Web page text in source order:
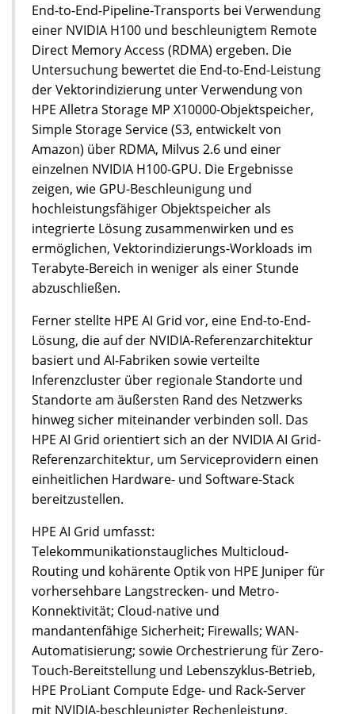
End-to-End-Pipeline-Transports bei Verwendung
einer NVIDIA H100 und beschleunigtem Remote
Direct Memory Access (RDMA) ergeben. Die
Untersuchung bewertet die End-to-End-Leistung
der Vektorindizierung unter Verwendung von
HPE Alletra Storage MP X10000-Objektspeicher,
Simple Storage Service (S3, entwickelt von
Amazon) über RDMA, Milvus 2.6 und einer
einzelnen NVIDIA H100-GPU. Die Ergebnisse
zeigen, wie GPU-Beschleunigung und
hochleistungsfähiger Objektspeicher als
integrierte Lösung zusammenwirken und es
ermöglichen, Vektorindizierungs-Workloads im
Terabyte-Bereich in weniger als einer Stunde
abzuschließen.
Ferner stellte HPE AI Grid vor, eine End-to-End-
Lösung, die auf der NVIDIA-Referenzarchitektur
basiert und AI-Fabriken sowie verteilte
Inferenzcluster über regionale Standorte und
Standorte am äußersten Rand des Netzwerks
hinweg sicher miteinander verbinden soll. Das
HPE AI Grid orientiert sich an der NVIDIA AI Grid-
Referenzarchitektur, um Serviceprovidern einen
einheitlichen Hardware- und Software-Stack
bereitzustellen.
HPE AI Grid umfasst:
Telekommunikationstaugliches Multicloud-
Routing und kohärente Optik von HPE Juniper für
vorhersehbare Langstrecken- und Metro-
Konnektivität; Cloud-native und
mandantenfähige Sicherheit; Firewalls; WAN-
Automatisierung; sowie Orchestrierung für Zero-
Touch-Bereitstellung und Lebenszyklus-Betrieb,
HPE ProLiant Compute Edge- und Rack-Server
mit NVIDIA-beschleunigter Rechenleistung,